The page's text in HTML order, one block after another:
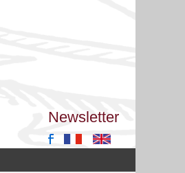
Newsletter